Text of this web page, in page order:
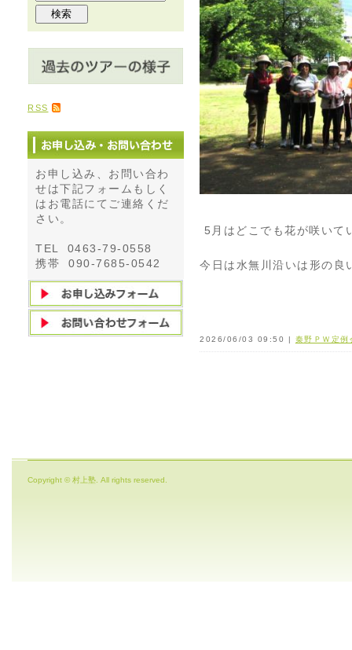
RSS
お申し込み、お問い合わ
せは下記フォームもしく
はお電話にてご連絡くだ
さい。
TEL 0463-79-0558
携帯 090-7685-0542
5月はどこでも花が咲いて
今日は水無川沿いは形の良
2026/06/03 09:50 | 秦野ＰＷ定例
Copyright © 村上塾. All rights reserved.